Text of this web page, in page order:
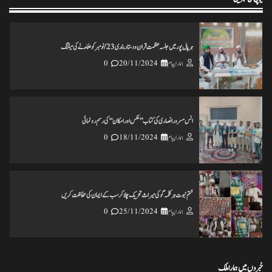
ہرپال پور میں جلسہ عظمت قران و دستاربندی 23/نومبر کو علماء نے کی میٹنگ
ہمارا پیام
20/11/2024
0
انس مسرور انصاری کی کتاب ’’عکس اورامکان ‘‘ کی رسم رونمائی
ہمارا پیام
18/11/2024
0
ختم نبوت ہر کلمہ گو کی میراث تحریک چلاکرسب کے ایمان کی حفاظت کریں
ہمارا پیام
25/11/2024
0
خبروں میں ہمارا ملک